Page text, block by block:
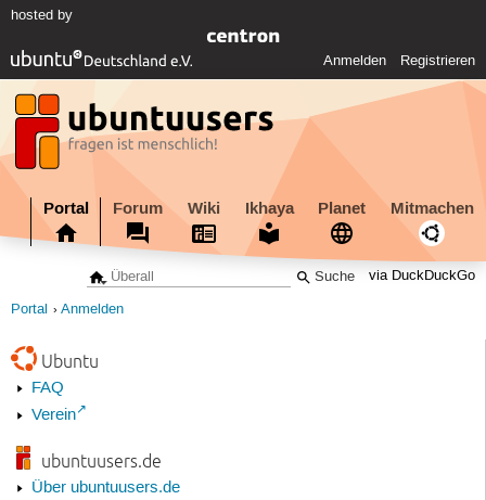
hosted by
Anmelden Registrieren
Portal Forum Wiki Ikhaya Planet Mitmachen
via DuckDuckGo
Portal Anmelden
Ubuntu
FAQ
Verein
ubuntuusers.de
Über ubuntuusers.de